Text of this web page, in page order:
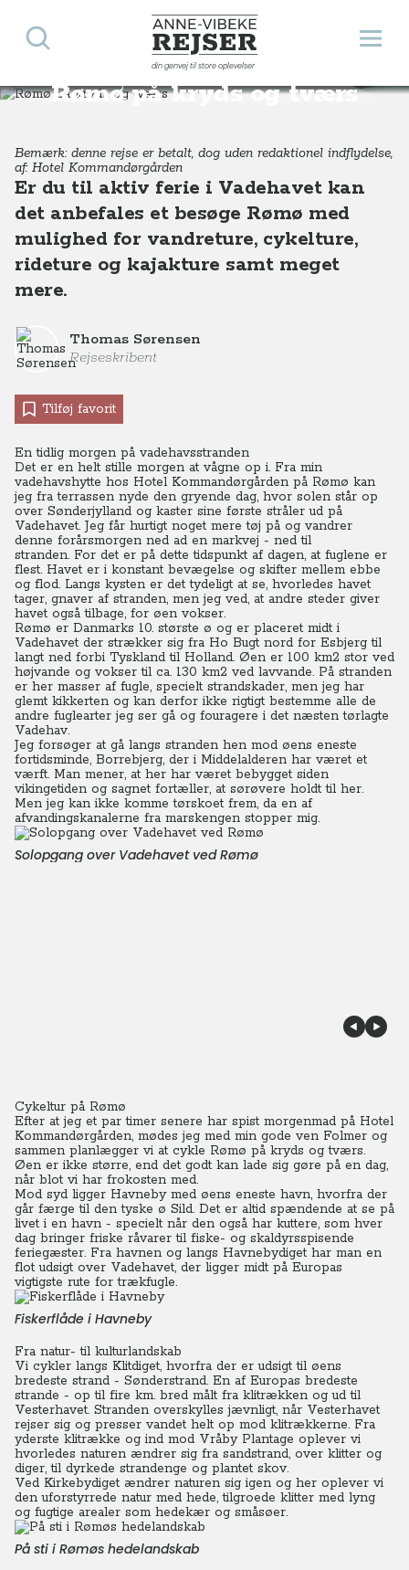
Anne-Vibeke Rejser
din genvej til store oplevelser
Åbn
Søg
Rømø på kryds og tværs
Destinationer Europa Danmark Rømø på kryds og tværs
Bemærk: denne rejse er betalt, dog uden redaktionel indflydelse,
af: Hotel Kommandørgården
Er du til aktiv ferie i Vadehavet kan
det anbefales et besøge Rømø med
mulighed for vandreture, cykelture,
rideture og kajakture samt meget
mere.
Thomas Sørensen
Rejseskribent
Tilføj favorit
En tidlig morgen på vadehavsstranden
Det er en helt stille morgen at vågne op i. Fra min
vadehavshytte hos Hotel Kommandørgården på Rømø kan
jeg fra terrassen nyde den gryende dag, hvor solen står op
over Sønderjylland og kaster sine første stråler ud på
Vadehavet. Jeg får hurtigt noget mere tøj på og vandrer
denne forårsmorgen ned ad en markvej - ned til
stranden. For det er på dette tidspunkt af dagen, at fuglene er
flest. Havet er i konstant bevægelse og skifter mellem ebbe
og flod. Langs kysten er det tydeligt at se, hvorledes havet
tager, gnaver af stranden, men jeg ved, at andre steder giver
havet også tilbage, for øen vokser.
Rømø er Danmarks 10. største ø og er placeret midt i
Vadehavet der strækker sig fra Ho Bugt nord for Esbjerg til
langt ned forbi Tyskland til Holland. Øen er 100 km2 stor ved
højvande og vokser til ca. 130 km2 ved lavvande. På stranden
er her masser af fugle, specielt strandskader, men jeg har
glemt kikkerten og kan derfor ikke rigtigt bestemme alle de
andre fuglearter jeg ser gå og fouragere i det næsten tørlagte
Vadehav.
Jeg forsøger at gå langs stranden hen mod øens eneste
fortidsminde, Borrebjerg, der i Middelalderen har været et
værft. Man mener, at her har været bebygget siden
vikingetiden og sagnet fortæller, at sørøvere holdt til her.
Men jeg kan ikke komme tørskoet frem, da en af
afvandingskanalerne fra marskengen stopper mig.
Solopgang over Vadehavet ved Rømø
Cykeltur på Rømø
Efter at jeg et par timer senere har spist morgenmad på Hotel
Kommandørgården, mødes jeg med min gode ven Folmer og
sammen planlægger vi at cykle Rømø på kryds og tværs.
Øen er ikke større, end det godt kan lade sig gøre på en dag,
når blot vi har frokosten med.
Mod syd ligger Havneby med øens eneste havn, hvorfra der
går færge til den tyske ø Sild. Det er altid spændende at se på
livet i en havn - specielt når den også har kuttere, som hver
dag bringer friske råvarer til fiske- og skaldyrsspisende
feriegæster. Fra havnen og langs Havnebydiget har man en
flot udsigt over Vadehavet, der ligger midt på Europas
vigtigste rute for trækfugle.
Fiskerflåde i Havneby
Fra natur- til kulturlandskab
Vi cykler langs Klitdiget, hvorfra der er udsigt til øens
bredeste strand - Sønderstrand. En af Europas bredeste
strande - op til fire km. bred målt fra klitrækken og ud til
Vesterhavet. Stranden overskylles jævnligt, når Vesterhavet
rejser sig og presser vandet helt op mod klitrækkerne. Fra
yderste klitrække og ind mod Vråby Plantage oplever vi
hvorledes naturen ændrer sig fra sandstrand, over klitter og
diger, til dyrkede strandenge og plantet skov.
Ved Kirkebydiget ændrer naturen sig igen og her oplever vi
den uforstyrrede natur med hede, tilgroede klitter med lyng
og fugtige arealer som hedekær og småsøer.
På sti i Rømøs hedelandskab